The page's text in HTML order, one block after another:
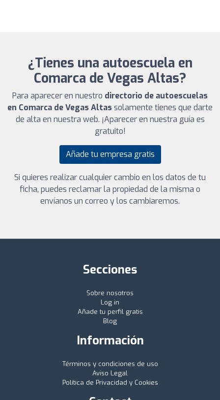
¿Tienes una autoescuela en
Comarca de Vegas Altas?
Para aparecer en nuestro directorio de autoescuelas
en Comarca de Vegas Altas solamente tienes que darte
de alta en nuestra web. ¡Aparecer en nuestra guía es
gratuito!
Añade tu empresa gratis
Si quieres realizar cualquier cambio en los datos de tu
ficha, puedes reclamar la propiedad de la misma o
envíanos un correo y los cambiaremos.
Secciones
Sobre nosotros
Log in
Añade tu perfil gratis
Blog
Información
Términos y condiciones de uso
Aviso Legal
Política de Privacidad y Cookies